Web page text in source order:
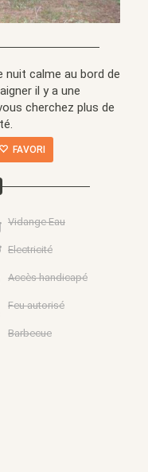
nuit calme au bord de
il y a une
cherchez plus de
FAVORI
Vidange Eau
Electricité
Accès handicapé
Feu autorisé
Barbecue